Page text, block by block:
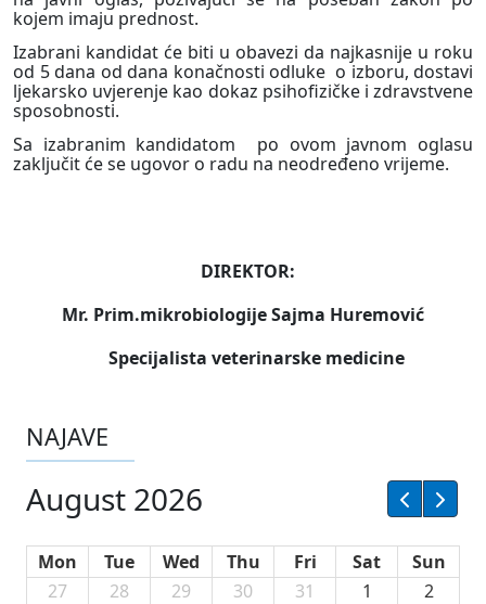
kojem imaju prednost.
Izabrani kandidat će biti u obavezi da najkasnije u roku
od 5 dana od dana konačnosti odluke o izboru, dostavi
ljekarsko uvjerenje kao dokaz psihofizičke i zdravstvene
sposobnosti.
Sa izabranim kandidatom
po ovom javnom oglasu
zaključit će se ugovor o radu na neodređeno vrijeme.
DIREKTOR:
Mr. Prim.mikrobiologije Sajma Huremović
Specijalista veterinarske medicine
NAJAVE
August 2026
Mon Tue Wed Thu Fri Sat
Sun
27
28 29 30 31 1 2